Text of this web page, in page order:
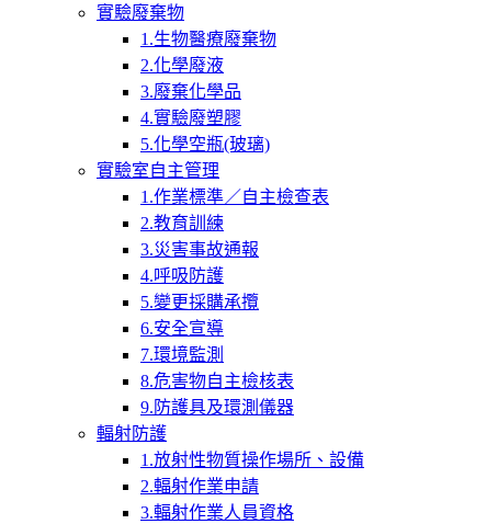
實驗廢棄物
1.生物醫療廢棄物
2.化學廢液
3.廢棄化學品
4.實驗廢塑膠
5.化學空瓶(玻璃)
實驗室自主管理
1.作業標準／自主檢查表
2.教育訓練
3.災害事故通報
4.呼吸防護
5.變更採購承攬
6.安全宣導
7.環境監測
8.危害物自主檢核表
9.防護具及環測儀器
輻射防護
1.放射性物質操作場所、設備
2.輻射作業申請
3.輻射作業人員資格